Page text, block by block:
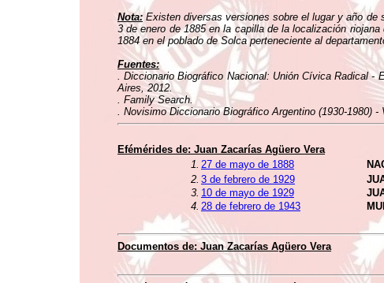
Nota:Existen diversas versiones sobre el lugar y año de
3 de enero de 1885 en la capilla de la localización
1884 en el poblado de Solca perteneciente al
Fuentes:
. Diccionario Biográfico Nacional: Unión Cívica Radical -
Aires, 2012.
. Family Search.
. Novisimo Diccionario Biográfico Argentino (1930-1980)
Efémérides de: Juan Zacarías Agüero Vera
1. 27 de mayo de 1888
2. 3 de febrero de 1929
3. 10 de mayo de 1929
4. 28 de febrero de 1943
Documentos de: Juan Zacarías Agüero Vera